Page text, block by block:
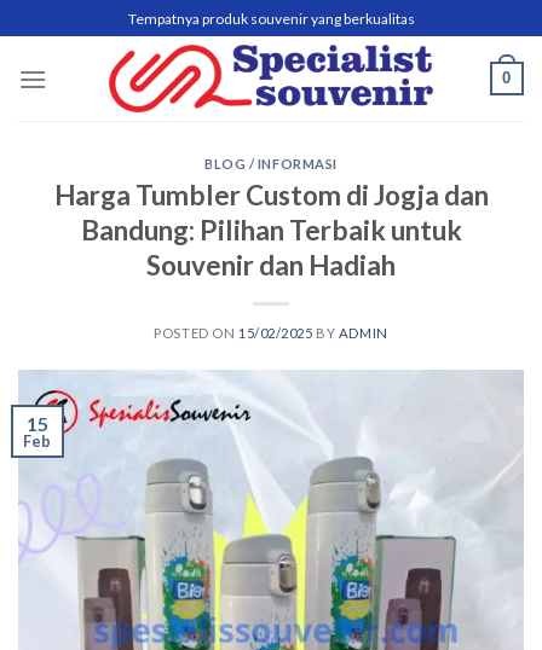
to
content
Tempatnya produk souvenir yang berkualitas
0
BLOG / INFORMASI
Harga Tumbler Custom di Jogja dan
Bandung: Pilihan Terbaik untuk
Souvenir dan Hadiah
POSTED ON 15/02/2025 BY ADMIN
15
Feb